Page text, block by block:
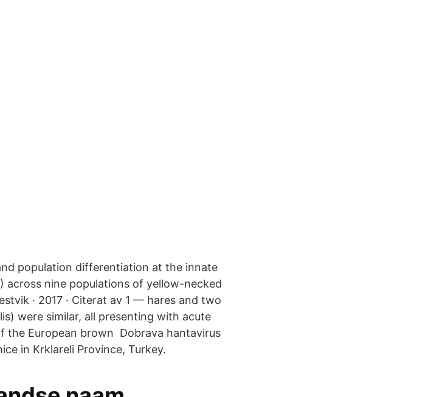
population differentiation at the innate
across nine populations of yellow-necked
· 2017 · Citerat av 1 — hares and two
were similar, all presenting with acute
the European brown Dobrava hantavirus
in Krklareli Province, Turkey.